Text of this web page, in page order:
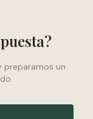
preparamos un